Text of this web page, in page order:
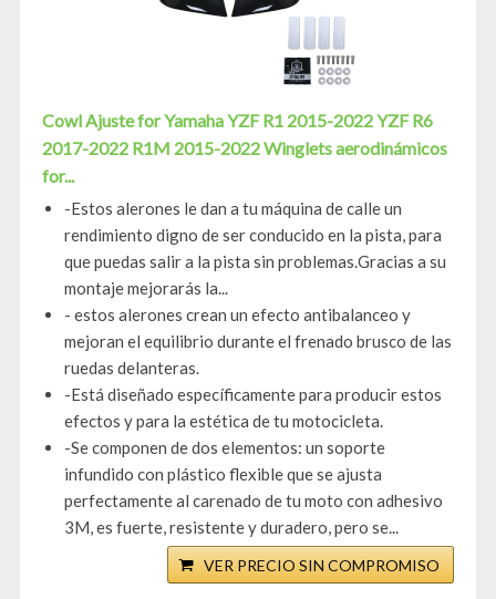
Cowl Ajuste for Yamaha YZF R1 2015-2022 YZF R6
2017-2022 R1M 2015-2022 Winglets aerodinámicos
for...
-Estos alerones le dan a tu máquina de calle un
rendimiento digno de ser conducido en la pista, para
que puedas salir a la pista sin problemas.Gracias a su
montaje mejorarás la...
- estos alerones crean un efecto antibalanceo y
mejoran el equilibrio durante el frenado brusco de las
ruedas delanteras.
-Está diseñado específicamente para producir estos
efectos y para la estética de tu motocicleta.
-Se componen de dos elementos: un soporte
infundido con plástico flexible que se ajusta
perfectamente al carenado de tu moto con adhesivo
3M, es fuerte, resistente y duradero, pero se...
VER PRECIO SIN COMPROMISO